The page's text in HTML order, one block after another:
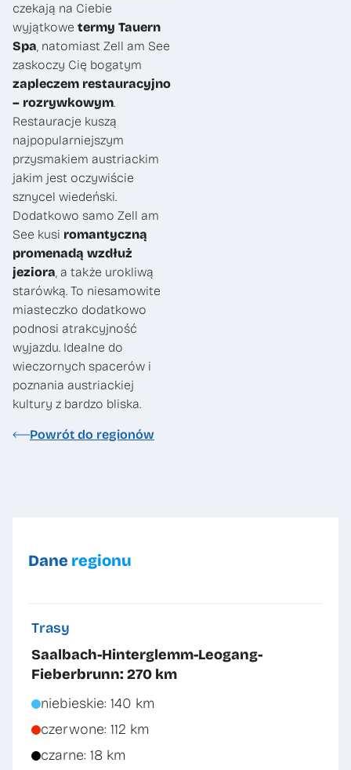
czekają na Ciebie
wyjątkowe termy Tauern
Spa, natomiast Zell am See
zaskoczy Cię bogatym
zapleczem restauracyjno
– rozrywkowym.
Restauracje kuszą
najpopularniejszym
przysmakiem austriackim
jakim jest oczywiście
sznycel wiedeński.
Dodatkowo samo Zell am
See kusi romantyczną
promenadą wzdłuż
jeziora, a także urokliwą
starówką. To niesamowite
miasteczko dodatkowo
podnosi atrakcyjność
wyjazdu. Idealne do
wieczornych spacerów i
poznania austriackiej
kultury z bardzo bliska.
Powrót do regionów
Dane regionu
Trasy
Saalbach-Hinterglemm-Leogang-
Fieberbrunn: 270 km
niebieskie: 140 km
czerwone: 112 km
czarne: 18 km